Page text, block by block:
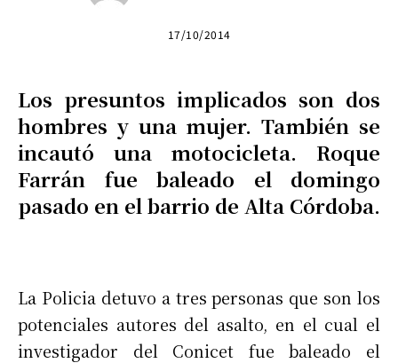
17/10/2014
Los presuntos implicados son dos
hombres y una mujer. También se
incautó una motocicleta. Roque
Farrán fue baleado el domingo
pasado en el barrio de Alta Córdoba.
La Policia detuvo a tres personas que son los
potenciales autores del asalto, en el cual el
investigador del Conicet fue baleado el